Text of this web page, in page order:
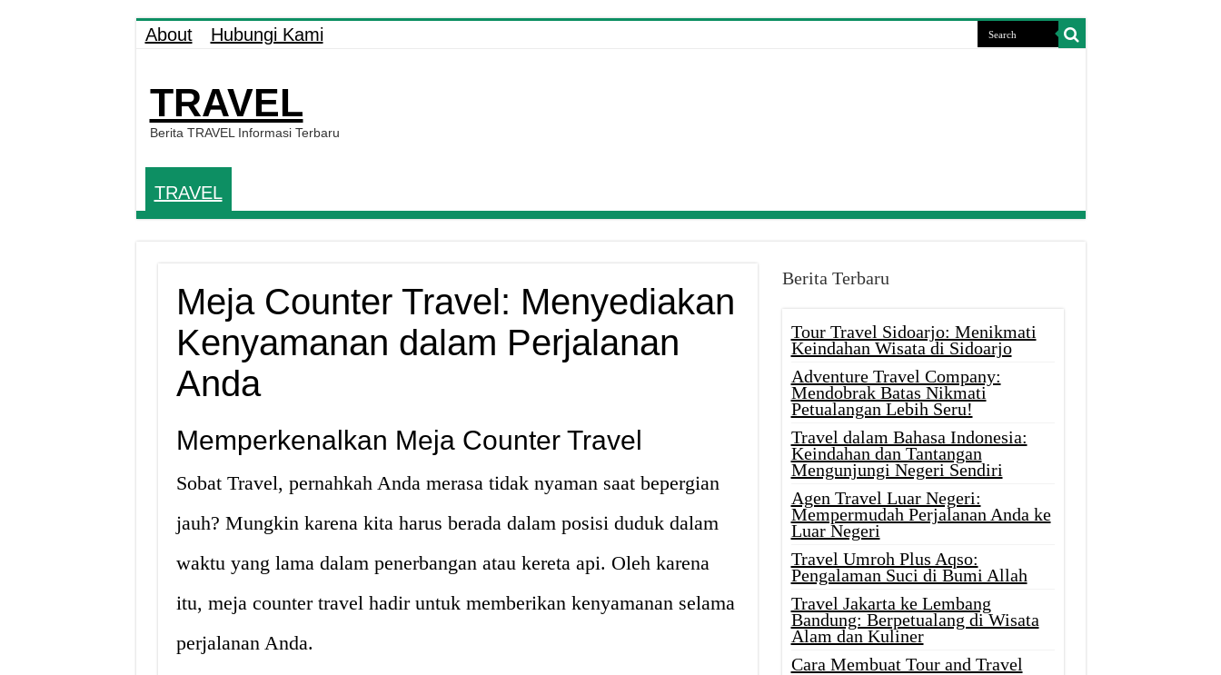
About Hubungi Kami
TRAVEL
Berita TRAVEL Informasi Terbaru
TRAVEL
Meja Counter Travel: Menyediakan
Kenyamanan dalam Perjalanan
Anda
Memperkenalkan Meja Counter Travel
Sobat Travel, pernahkah Anda merasa tidak nyaman saat bepergian
jauh? Mungkin karena kita harus berada dalam posisi duduk dalam
waktu yang lama dalam penerbangan atau kereta api. Oleh karena
itu, meja counter travel hadir untuk memberikan kenyamanan selama
perjalanan Anda.
Berita Terbaru
Tour Travel Sidoarjo: Menikmati
Keindahan Wisata di Sidoarjo
Adventure Travel Company:
Mendobrak Batas Nikmati
Petualangan Lebih Seru!
Travel dalam Bahasa Indonesia:
Keindahan dan Tantangan
Mengunjungi Negeri Sendiri
Agen Travel Luar Negeri:
Mempermudah Perjalanan Anda ke
Luar Negeri
Travel Umroh Plus Aqso:
Pengalaman Suci di Bumi Allah
Travel Jakarta ke Lembang
Bandung: Berpetualang di Wisata
Alam dan Kuliner
Cara Membuat Tour and Travel